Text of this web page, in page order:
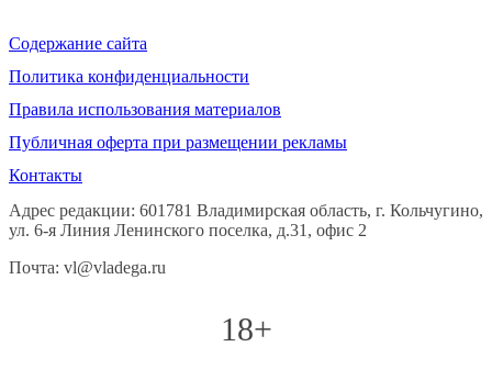
Содержание сайта
Политика конфиденциальности
Правила использования материалов
Публичная оферта при размещении рекламы
Контакты
Адрес редакции: 601781 Владимирская область, г. Кольчугино,
ул. 6-я Линия Ленинского поселка, д.31, офис 2
Почта: vl@vladega.ru
18+